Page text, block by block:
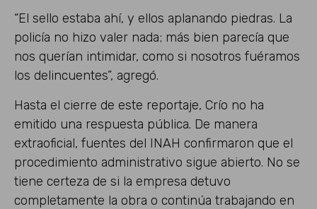
“El sello estaba ahí, y ellos aplanando piedras. La
policía no hizo valer nada; más bien parecía que
nos querían intimidar, como si nosotros fuéramos
los delincuentes”, agregó.
Hasta el cierre de este reportaje, Crío no ha
emitido una respuesta pública. De manera
extraoficial, fuentes del INAH confirmaron que el
procedimiento administrativo sigue abierto. No se
tiene certeza de si la empresa detuvo
completamente la obra o continúa trabajando en